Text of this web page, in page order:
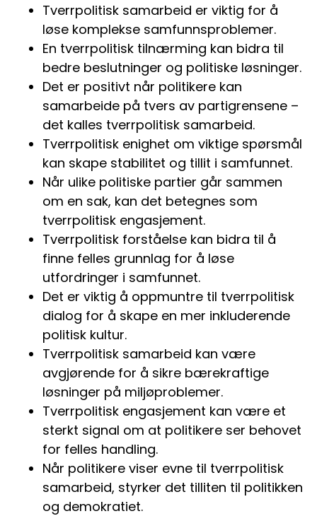
Tverrpolitisk samarbeid er viktig for å
løse komplekse samfunnsproblemer.
En tverrpolitisk tilnærming kan bidra til
bedre beslutninger og politiske løsninger.
Det er positivt når politikere kan
samarbeide på tvers av partigrensene –
det kalles tverrpolitisk samarbeid.
Tverrpolitisk enighet om viktige spørsmål
kan skape stabilitet og tillit i samfunnet.
Når ulike politiske partier går sammen
om en sak, kan det betegnes som
tverrpolitisk engasjement.
Tverrpolitisk forståelse kan bidra til å
finne felles grunnlag for å løse
utfordringer i samfunnet.
Det er viktig å oppmuntre til tverrpolitisk
dialog for å skape en mer inkluderende
politisk kultur.
Tverrpolitisk samarbeid kan være
avgjørende for å sikre bærekraftige
løsninger på miljøproblemer.
Tverrpolitisk engasjement kan være et
sterkt signal om at politikere ser behovet
for felles handling.
Når politikere viser evne til tverrpolitisk
samarbeid, styrker det tilliten til politikken
og demokratiet.